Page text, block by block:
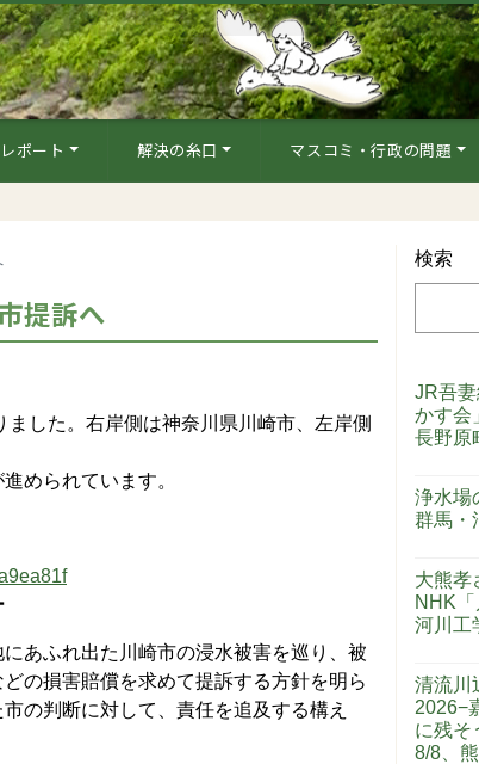
ポート 解決の糸口 マスコミ・行政の問題
提訴へ
した。右岸側は神奈川県川崎市、左岸側
められています。
あふれ出た川崎市の浸水被害を巡り、被
の損害賠償を求めて提訴する方針を明ら
の判断に対して、責任を追及する構え
検索
JR吾
かす会
長野原
浄水場
群馬・
大熊
NHK
河川工
清流川
2026−
に残そ
8/8、